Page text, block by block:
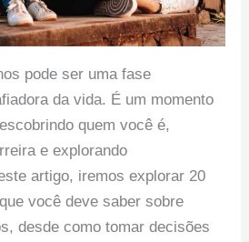
pode ser uma fase
da vida. É um momento
quem você é,
e explorando
artigo, iremos explorar 20
você deve saber sobre
desde como tomar decisões